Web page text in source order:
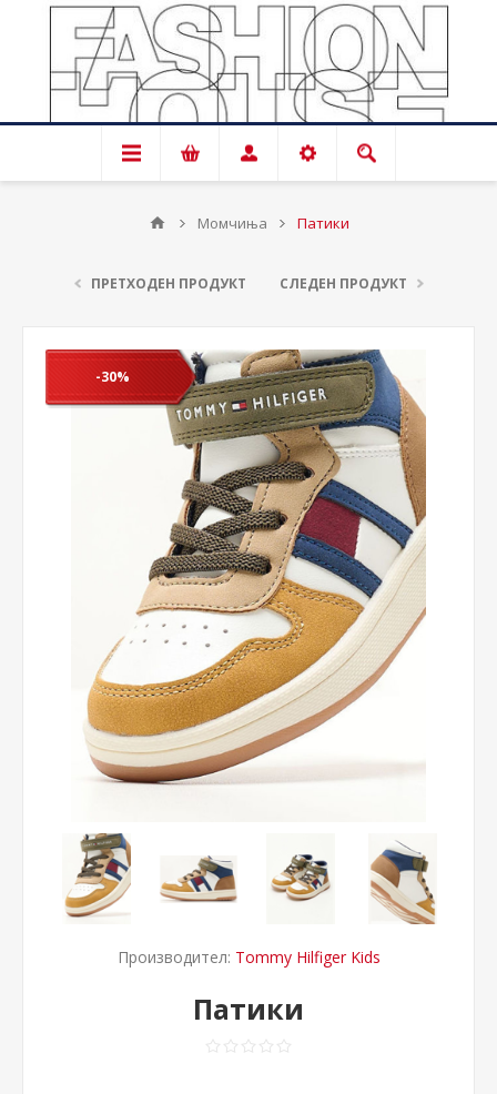
Момчиња Патики
ПРЕТХОДЕН ПРОДУКТ СЛЕДЕН ПРОДУКТ
-30%
Производител: Tommy Hilfiger Kids
Патики